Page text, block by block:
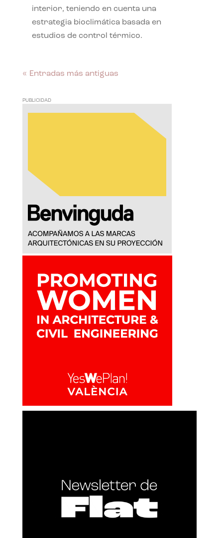
interior, teniendo en cuenta una
estrategia bioclimática basada en
estudios de control térmico.
« Entradas más antiguas
PUBLICIDAD